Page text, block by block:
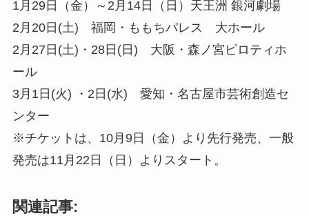
1月29日（金）～2月14日（日）天王洲 銀河劇場
2月20日(土) 福岡・ももちパレス 大ホール
2月27日(土)・28日(日) 大阪・森ノ宮ピロティホ
ール
3月1日(火) ・2日(水) 愛知・名古屋市芸術創造セ
ンター
※チケットは、10月9日（金）より先行発売、一般
発売は11月22日（日）よりスタート。
関連記事: